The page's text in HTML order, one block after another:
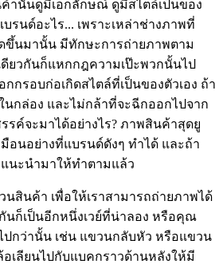
านั้นดูมีเอกลักษณ์ ดูมีสไตล์เป็นของ
รนด์อะไร...​ เพราะเหล่าช่างภาพที่
ขึ้นมานั้น มีทักษะการถ่ายภาพตาม
ยวกันก็แหกกฎความเป๊ะพวกนั้นไป
กรอบก่อเกิดสไตล์ที่เป็นของตัวเอง ถ้า
กล่อง และไม่กล้าที่จะฉีกออกไปจาก
รค์จะมาได้อย่างไร? ภาพสินค้าสุดยู
อนอย่างที่แบรนด์ดังๆ ทำได้ และถ้า
นะนำมาให้ทำตามแล้ว
นสินค้า เพื่อให้เราสามารถถ่ายภาพได้
นก็เป็นอีกหนึ่งเวย์ที่น่าลอง หรือคุณ
ปกว่านั้น เช่น แขวนกลับหัว หรือแขวน
เลียนไปกับแบคกราวด้านหลังให้มี